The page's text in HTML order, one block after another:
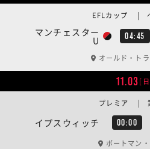
マンチェスター
U 04:45
EFLカップ |
オールド・ト
11.03[
イプスウィッチ 00:00
プレミア |
ポートマン